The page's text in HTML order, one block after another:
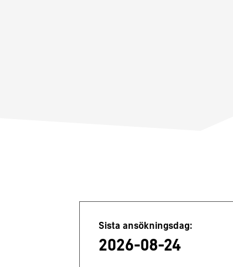
Jobbdetaljer
Sista ansökningsdag:
2026-08-24